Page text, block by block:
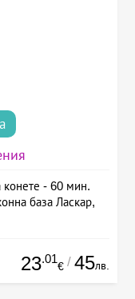
конете - 60 мин.
база Ласкар,
23.01
€ / 45лв.